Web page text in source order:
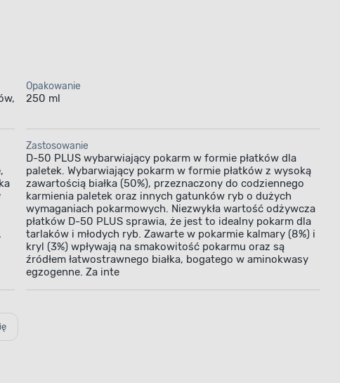
Opakowanie
250 ml
Zastosowanie
D-50 PLUS wybarwiający pokarm w formie płatków dla
paletek. Wybarwiający pokarm w formie płatków z wysoką
zawartością białka (50%), przeznaczony do codziennego
karmienia paletek oraz innych gatunków ryb o dużych
wymaganiach pokarmowych. Niezwykła wartość odżywcza
płatków D-50 PLUS sprawia, że jest to idealny pokarm dla
tarlaków i młodych ryb. Zawarte w pokarmie kalmary (8%) i
kryl (3%) wpływają na smakowitość pokarmu oraz są
źródłem łatwostrawnego białka, bogatego w aminokwasy
egzogenne. Za inte